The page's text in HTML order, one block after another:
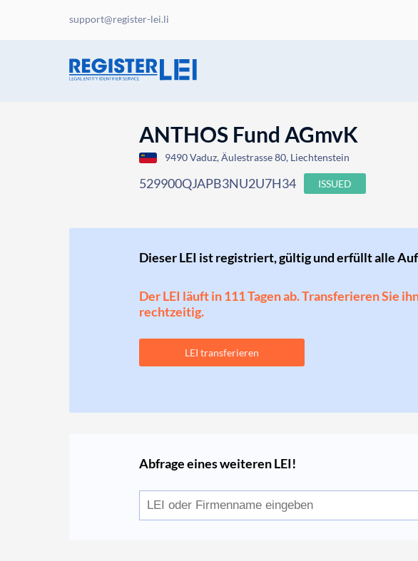
support@register-lei.li
ANTHOS Fund AGmvK
9490 Vaduz, Äulestrasse 80, Liechtenstein
529900QJAPB3NU2U7H34 ISSUED
Dieser LEI ist registriert, gültig und erfüllt alle
Der LEI läuft in 111 Tagen ab. Transferieren Sie
rechtzeitig.
LEI transferieren
Abfrage eines weiteren LEI!